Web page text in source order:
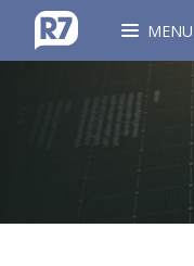
MENU